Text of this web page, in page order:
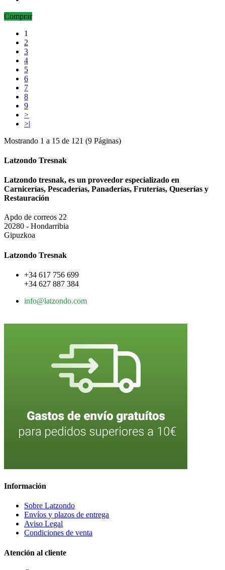
Comprar
1
2
3
4
5
6
7
8
9
>
>|
Mostrando 1 a 15 de 121 (9 Páginas)
Latzondo Tresnak
Latzondo tresnak, es un proveedor especializado en
Carnicerías, Pescaderías, Panaderías, Fruterías, Queserías y
Restauración
Apdo de correos 22
20280 - Hondarribia
Gipuzkoa
Latzondo Tresnak
+34 617 756 699
+34 627 887 384
info@latzondo.com
Información
Sobre Latzondo
Envíos y plazos de entrega
Aviso Legal
Condiciones de venta
Atención al cliente